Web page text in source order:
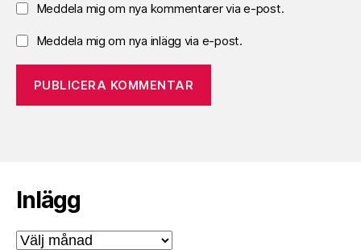
Meddela mig om nya kommentarer via e-post.
Meddela mig om nya inlägg via e-post.
Inlägg
Inlägg